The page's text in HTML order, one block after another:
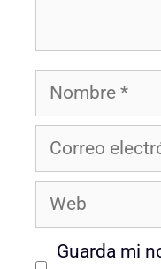
Nombre
Correo
electrónico
Web
Guarda mi